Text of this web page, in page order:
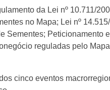
da Lei nº 10.711/
no Mapa; Lei nº
Peticionamento
reguladas pelo
cinco eventos